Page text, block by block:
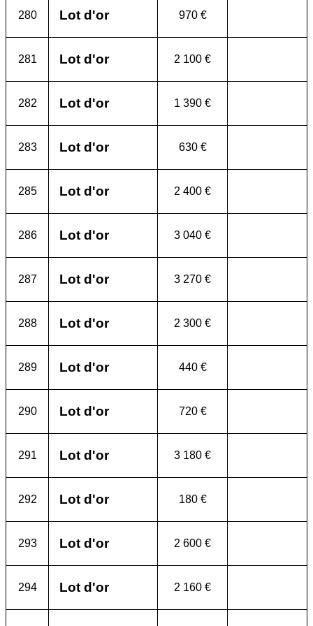
280 Lot d'or 970 €
281 Lot d'or 2 100 €
282 Lot d'or 1 390 €
283 Lot d'or 630 €
285 Lot d'or 2 400 €
286 Lot d'or 3 040 €
287 Lot d'or 3 270 €
288 Lot d'or 2 300 €
289 Lot d'or 440 €
290 Lot d'or 720 €
291 Lot d'or 3 180 €
292 Lot d'or 180 €
293 Lot d'or 2 600 €
294 Lot d'or 2 160 €